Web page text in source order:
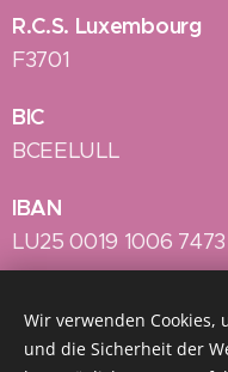
R.C.S. Luxembourg
F3701
BIC
BCEELULL
IBAN
LU25 0019 1006
Sous le Haut
Wir verwenden
und die Sicherheit der